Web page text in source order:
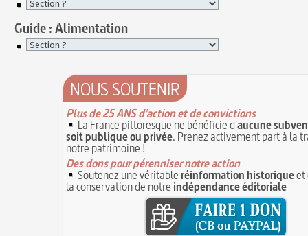
Guide : Alimentation
NOUS SOUTENIR
Plus de 25 ANS d'action et de convictions
La France pittoresque ne bénéficie d'aucune
soit publique ou privée. Prenez activement part à la
notre patrimoine !
Des dons pour pérenniser notre action
Soutenez une véritableréinformation historiqueet
la conservation de notre indépendance éditoriale